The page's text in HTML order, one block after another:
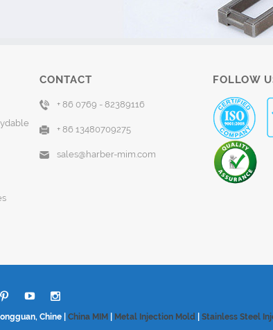
CONTACT
+ 86 0769 - 82389116
+ 86 13480709275
sales@harber-mim.com
FOLLOW
Chine | China MIM Metal Injection Mold| Stainless Steel